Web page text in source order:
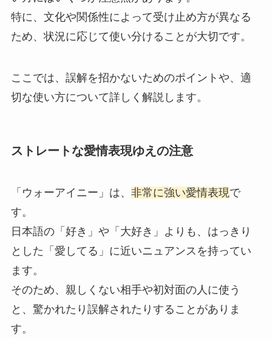
特に、文化や関係性によって受け止め方が異なる
ため、状況に応じて使い分けることが大切です。
ここでは、誤解を招かないためのポイントや、適
切な使い方について詳しく解説します。
ストレートな愛情表現ゆえの注意
「ウォーアイニー」は、 非常に強い愛情表現で
す。
日本語の「好き」や「大好き」よりも、はっきり
とした「愛してる」に近いニュアンスを持ってい
ます。
そのため、親しくない相手や初対面の人に使う
と、驚かれたり誤解されたりすることがありま
す。